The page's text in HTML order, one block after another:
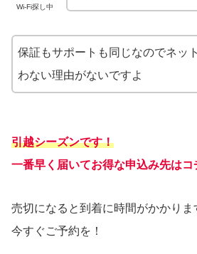
Wi-Fi探し中
保証もサポートも同じなのでネッ
わない理由がないですよ
引越シーズンです！
一番早く届いてお得な申込み先はコ
売切になると到着に時間がかかりま
今すぐご予約を！